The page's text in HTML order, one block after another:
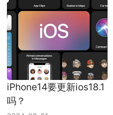
iPhone14要更新ios18.1
吗？